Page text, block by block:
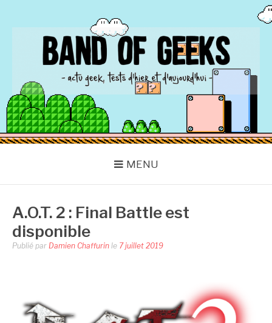
BAND OF GEEKS
Actu Geek d'hier et d'aujourd'hui
MENU
A.O.T. 2 : Final Battle est
disponible
Publié par Damien Chaffurin le 7 juillet 2019